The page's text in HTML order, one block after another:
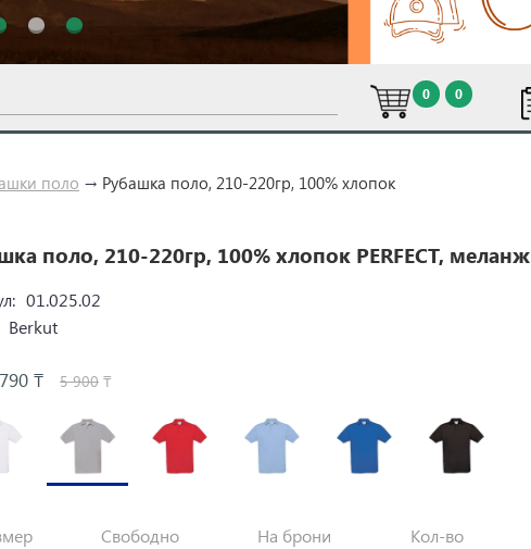
0
0
поло → Рубашка поло, 210-220гр, 100% хлопок
поло, 210-220гр, 100% хлопок PERFECT, меланж
01.025.02
Berkut
₸ 5 900 ₸
Свободно На брони
Кол-во